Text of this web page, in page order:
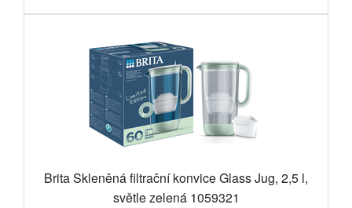
Brita Skleněná filtrační konvice Glass Jug, 2,5 l,
světle zelená 1059321